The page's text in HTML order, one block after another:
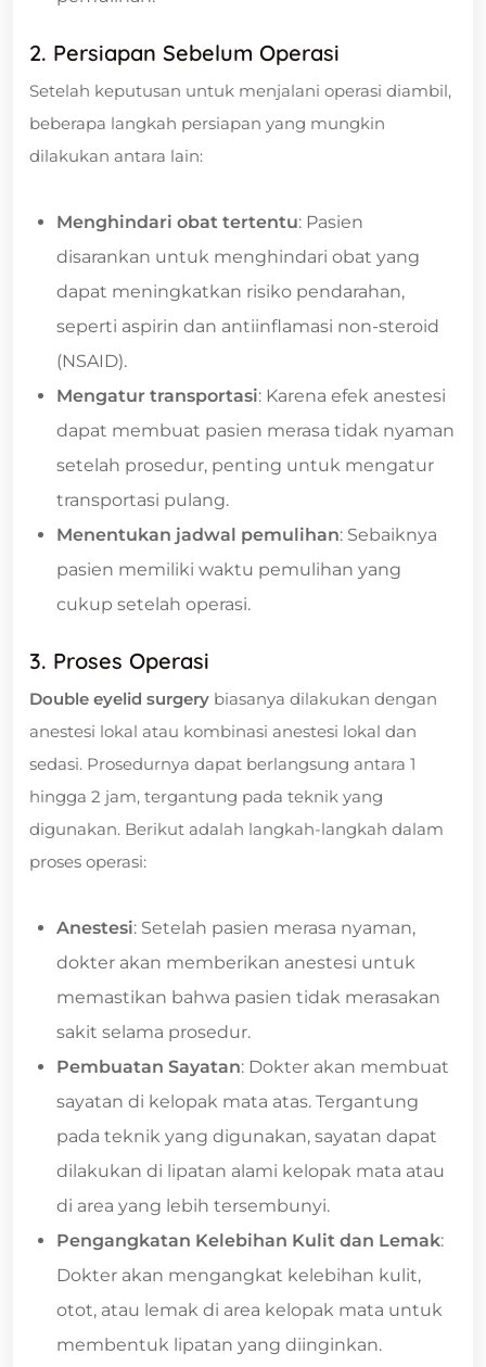
2. Persiapan Sebelum Operasi
Setelah keputusan untuk menjalani operasi diambil,
beberapa langkah persiapan yang mungkin
dilakukan antara lain:
Menghindari obat tertentu: Pasien
disarankan untuk menghindari obat yang
dapat meningkatkan risiko pendarahan,
seperti aspirin dan antiinflamasi non-steroid
(NSAID).
Mengatur transportasi: Karena efek anestesi
dapat membuat pasien merasa tidak nyaman
setelah prosedur, penting untuk mengatur
transportasi pulang.
Menentukan jadwal pemulihan: Sebaiknya
pasien memiliki waktu pemulihan yang
cukup setelah operasi.
3. Proses Operasi
Double eyelid surgery biasanya dilakukan dengan
anestesi lokal atau kombinasi anestesi lokal dan
sedasi. Prosedurnya dapat berlangsung antara 1
hingga 2 jam, tergantung pada teknik yang
digunakan. Berikut adalah langkah-langkah dalam
proses operasi:
Anestesi: Setelah pasien merasa nyaman,
dokter akan memberikan anestesi untuk
memastikan bahwa pasien tidak merasakan
sakit selama prosedur.
Pembuatan Sayatan: Dokter akan membuat
sayatan di kelopak mata atas. Tergantung
pada teknik yang digunakan, sayatan dapat
dilakukan di lipatan alami kelopak mata atau
di area yang lebih tersembunyi.
Pengangkatan Kelebihan Kulit dan Lemak:
Dokter akan mengangkat kelebihan kulit,
otot, atau lemak di area kelopak mata untuk
membentuk lipatan yang diinginkan.